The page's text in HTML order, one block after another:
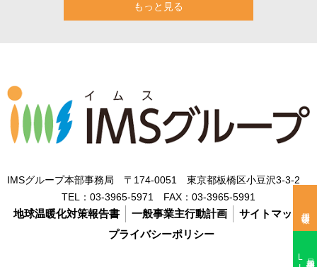
もっと見る
IMSグループ本部事務局 〒174-0051 東京都板橋区小豆沢3-3-2
TEL： 03-3965-5971 FAX： 03-3965-5991
地球温暖化対策報告書 一般事業主行動計画
サイトマップ
プライバシーポリシー